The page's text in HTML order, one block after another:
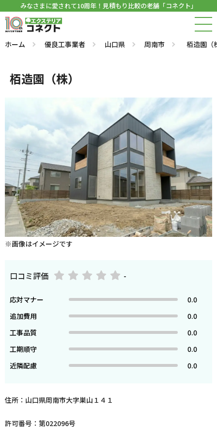
みなさまに愛されて10周年！見積もり比較の老舗「コネクト」
ホーム 優良工事業者 山口県 周南市 栢造園（
栢造園（株）
※画像はイメージです
口コミ評価 -
応対マナー
0.0
追加費用
0.0
工事品質
0.0
工期順守
0.0
近隣配慮
0.0
住所：山口県周南市大字巣山１４１
許可番号：第022096号